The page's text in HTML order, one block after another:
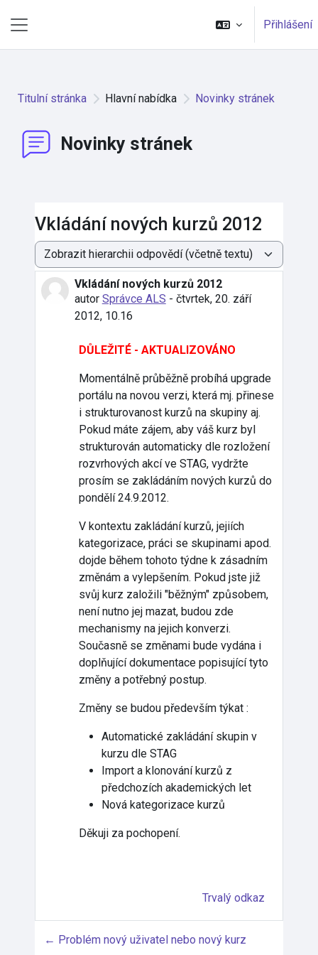
Přihlášení
Titulní stránka Hlavní nabídka Novinky stránek
Novinky stránek
Vkládání nových kurzů 2012
Režim zobrazení
Vkládání nových kurzů 2012
autor Správce ALS - čtvrtek, 20. září
2012, 10.16
Počet odpovědí: 0
DŮLEŽITÉ - AKTUALIZOVÁNO
Momentálně průběžně probíhá upgrade
portálu na novou verzi, která mj. přinese
i strukturovanost kurzů na skupiny aj.
Pokud máte zájem, aby váš kurz byl
strukturován automaticky dle rozložení
rozvrhových akcí ve STAG, vydržte
prosím se zakládáním nových kurzů do
pondělí 24.9.2012.
V kontextu zakládání kurzů, jejiích
kategorizace, práci se skupinami apod.
dojde během tohoto týdne k zásadním
změnám a vylepšením. Pokud jste již
svůj kurz založili "běžným" způsobem,
není nutno jej mazat, budou zde
mechanismy na jejich konverzi.
Současně se změnami bude vydána i
doplňující dokumentace popisující tyto
změny a potřebný postup.
Změny se budou především týkat :
Automatické zakládání skupin v
kurzu dle STAG
Import a klonování kurzů z
předchozích akademických let
Nová kategorizace kurzů
Děkuji za pochopení.
Trvalý odkaz
← Problém nový uživatel nebo nový kurz